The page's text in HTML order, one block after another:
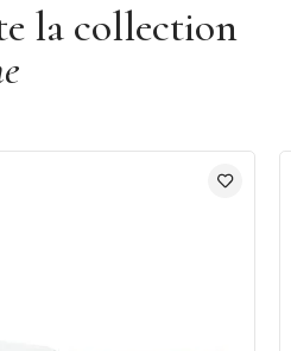
la collection